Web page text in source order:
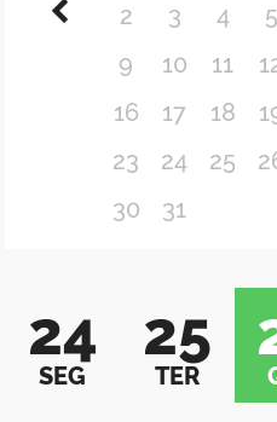
2
3 4 5
9
10 11
16
17 18
23
24 25
30
31
24
SEG
25
TER